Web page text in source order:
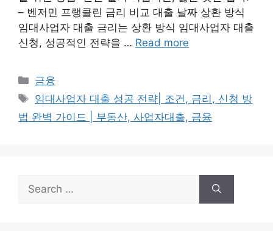
– 벤저민 프랭클린 금리 비교 대출 날짜 상환 방식
임대사업자 대출 금리는 상환 방식 임대사업자 대출
신청, 성공적인 전략을 … Read more
Categories
금융
Tags
임대사업자 대출 성공 전략| 조건, 금리, 신청 방
법 완벽 가이드 | 부동산, 사업자대출, 금융
for: